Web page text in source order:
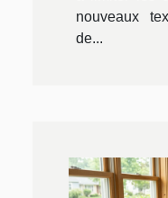
nouveaux
de...